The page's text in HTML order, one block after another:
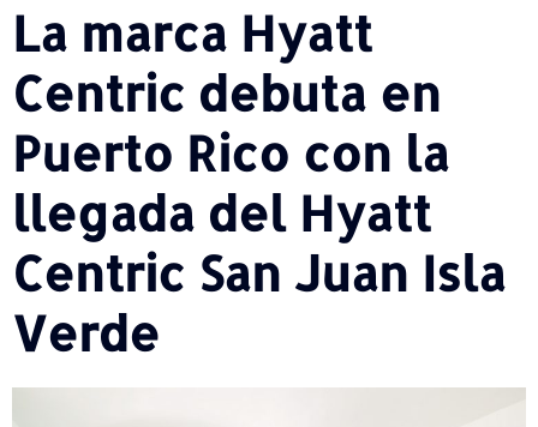
La marca Hyatt
Centric debuta en
Puerto Rico con la
llegada del Hyatt
Centric San Juan Isla
Verde